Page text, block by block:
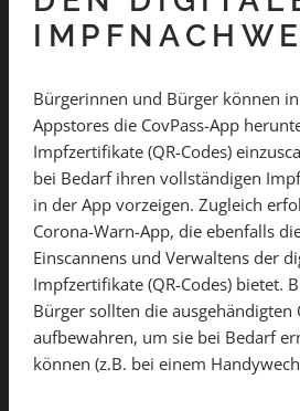
Bürgerinnen und Bürger können
Appstores die CovPass-App
Impfzertifikate (QR-Codes)
bei Bedarf ihren vollständigen
in der App vorzeigen. Zugleich
Corona-Warn-App, die ebenfalls
Einscannens und Verwaltens der
Impfzertifikate (QR-Codes) bietet.
Bürger sollten die ausgehändigten
aufbewahren, um sie bei Bedarf
können (z.B. bei einem